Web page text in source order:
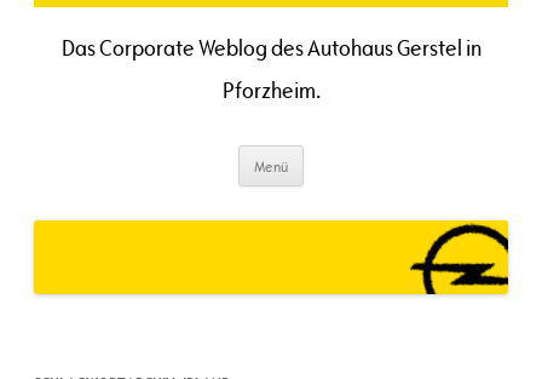
Das Corporate Weblog des Autohaus Gerstel in
Pforzheim.
Menü